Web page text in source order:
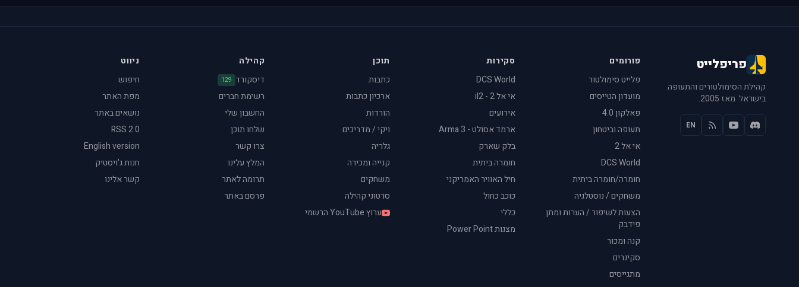
פריפלייט
קהילת הסימולטורים והתעופה
בישראל. מאז 2005.
EN
פורומים
פלייט סימולטור
מועדון הטייסים
פאלקון 4.0
תעופה וביטחון
אי אל 2
DCS World
חומרה/חומרה ביתית
משחקים / נוסטלגיה
הצעות לשיפור / הערות ומתן
פידבק
קנה ומכור
סקינרים
מתגייסים
סקירות
DCS World
אי אל 2 - il2
אירועים
ארמד אסולט - Arma 3
בלק שארק
חומרה ביתית
חיל האוויר האמריקני
כוכב כחול
כללי
מצגות Power Point
תוכן
כתבות
ארכיון כתבות
הורדות
ויקי / מדריכים
גלריה
קנייה ומכירה
משחקים
סרטוני קהילה
ערוץ YouTube הרשמי
קהילה
דיסקורד 129
רשימת חברים
החשבון שלי
שלחו תוכן
צרו קשר
המלץ עלינו
תרומה לאתר
פרסם באתר
ניווט
חיפוש
מפת האתר
נושאים באתר
RSS 2.0
English version
חנות ג'ויסטיק
קשר אלינו